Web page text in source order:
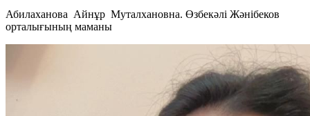
Абилаханова Айнұр Муталхановна. Өзбекәлі Жәнібеков
орталығының маманы